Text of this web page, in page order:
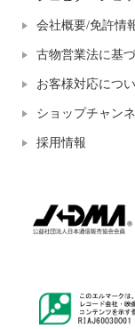
会社概要/免許情
古物営業法に基
お客様対応につ
ショップチャン
採用情報